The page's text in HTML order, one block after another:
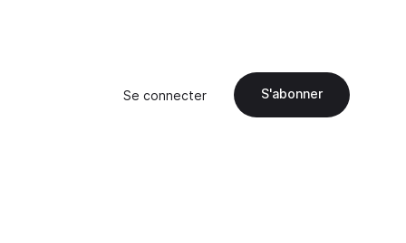
Se connecter S'abonner